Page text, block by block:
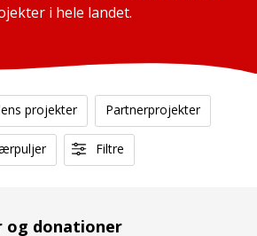
i hele landet.
projekter Partnerprojekter
Filtre
og donationer